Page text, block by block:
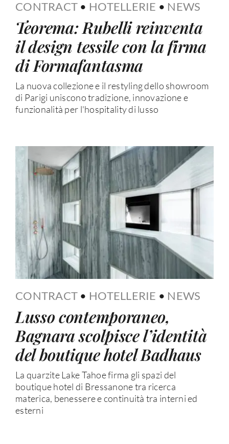
CONTRACT • HOTELLERIE • NEWS
Teorema: Rubelli reinventa
il design tessile con la firma
di Formafantasma
La nuova collezione e il restyling dello showroom
di Parigi uniscono tradizione, innovazione e
funzionalità per l'hospitality di lusso
CONTRACT • HOTELLERIE • NEWS
Lusso contemporaneo,
Bagnara scolpisce l’identità
del boutique hotel Badhaus
La quarzite Lake Tahoe firma gli spazi del
boutique hotel di Bressanone tra ricerca
materica, benessere e continuità tra interni ed
esterni